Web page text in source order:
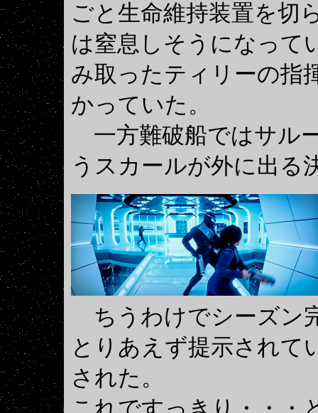
ごと生命維持装置を切
は窒息しそうになって
み取ったティリーの指
かっていた。
一方難破船ではサル
うスカールが外に出る
ちうわけでシーズン
とりあえず提示されて
された。